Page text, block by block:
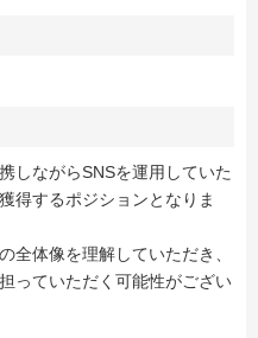
しながらSNSを運用していた
得するポジションとなりま
全体像を理解していただき、
っていただく可能性がござい